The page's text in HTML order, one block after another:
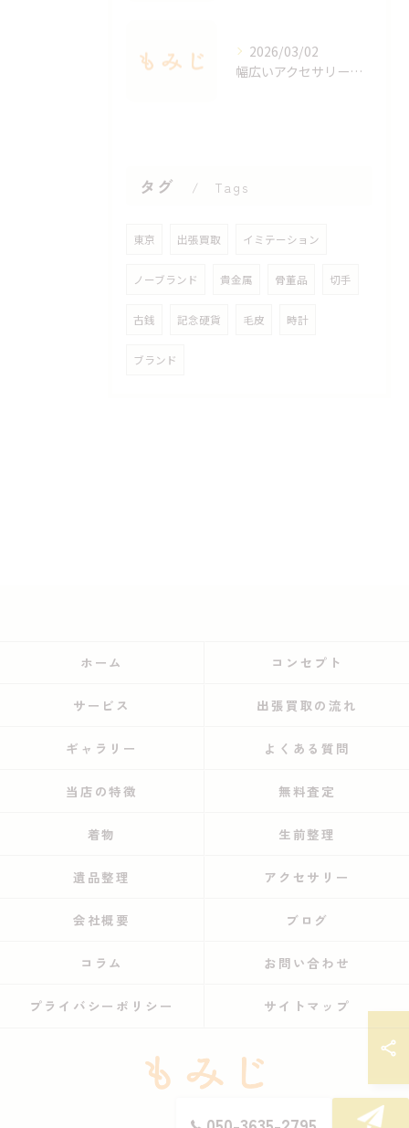
2026/03/02
幅広いアクセサリーを出張買取で手軽に査定する方法
タグ Tags
東京 出張買取 イミテーション
ノーブランド 貴金属 骨董品 切手
古銭 記念硬貨 毛皮 時計
ブランド
ホーム コンセプト
サービス 出張買取の流れ
ギャラリー よくある質問
当店の特徴 無料査定
着物 生前整理
遺品整理 アクセサリー
会社概要 ブログ
コラム お問い合わせ
プライバシーポリシー サイトマップ